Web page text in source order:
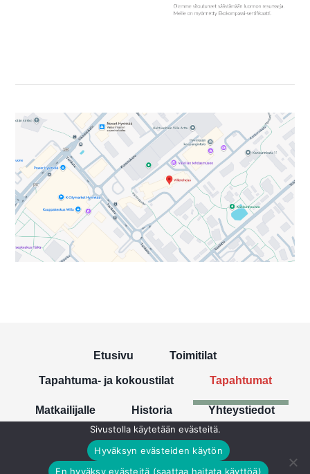
Etusivu Toimitilat
Tapahtuma- ja kokoustilat Tapahtumat
Matkailijalle Historia Yhteystiedot
Sivustolla käytetään evästeitä.
Hyväksyn evästeiden käytön
En hyväksy evästeitä (saattaa haitata käyttöä)